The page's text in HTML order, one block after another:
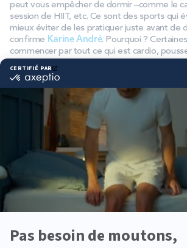
peut vous empêcher de dormir –comme le
session de HIIT, etc. Ce sont des sports qui
mieux éviter de les pratiquer juste avant de
confirme Karine André. Pourquoi ?
commencer par tout ce qui est cardio,
Juste avant de dormir, l’idée est de se
de décompression, de calme et
exciter le corps et l’esprit, il sera compliqué
de lâcher prise, de faire baisser sa
redescendre ». Comme la digestion, le sport
de joie et de plaisir mais à ne pas pratiquer
Quels sports pratiquer ?
« La bonne idée pour bien dormir serait de
pratiqués. Créer une routine avec plusieurs
comme le yoga, le pilate ou encore des
les cas, il ne faut pas faire de
clé. Le sport est utile pour bien dormir mais
sommeil, la pratique du sport ne se fait pas